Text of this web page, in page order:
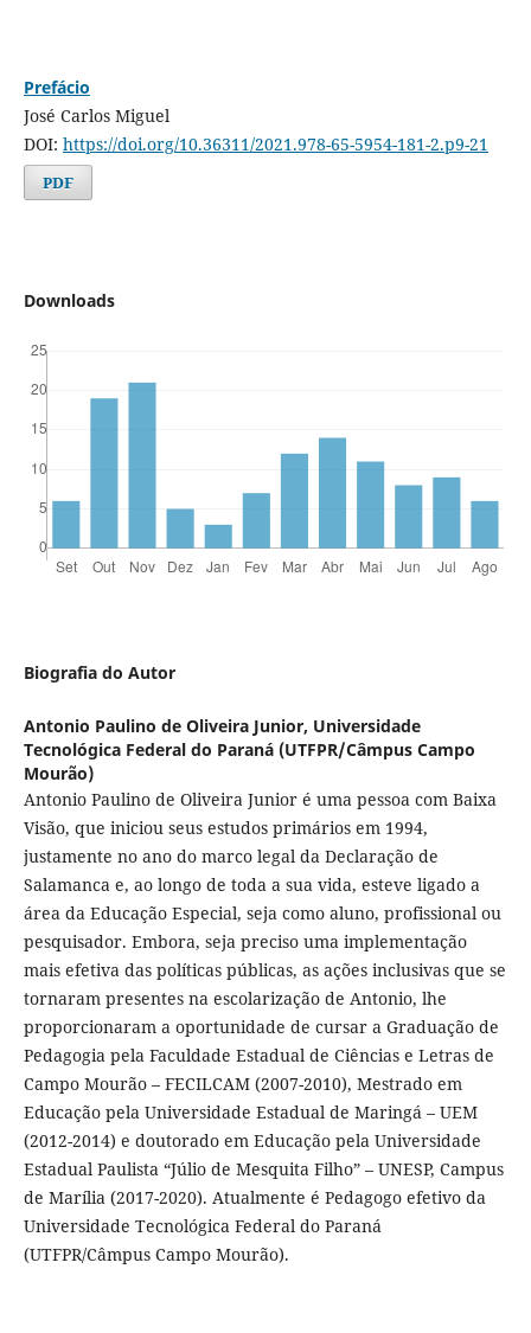
Prefácio
José Carlos Miguel
DOI: https://doi.org/10.36311/2021.978-65-5954-181-2.p9-21
PDF
Downloads
Biografia do Autor
Antonio Paulino de Oliveira Junior, Universidade
Tecnológica Federal do Paraná (UTFPR/Câmpus Campo
Mourão)
Antonio Paulino de Oliveira Junior é uma pessoa com Baixa
Visão, que iniciou seus estudos primários em 1994,
justamente no ano do marco legal da Declaração de
Salamanca e, ao longo de toda a sua vida, esteve ligado a
área da Educação Especial, seja como aluno, profissional ou
pesquisador. Embora, seja preciso uma implementação
mais efetiva das políticas públicas, as ações inclusivas que se
tornaram presentes na escolarização de Antonio, lhe
proporcionaram a oportunidade de cursar a Graduação de
Pedagogia pela Faculdade Estadual de Ciências e Letras de
Campo Mourão – FECILCAM (2007-2010), Mestrado em
Educação pela Universidade Estadual de Maringá – UEM
(2012-2014) e doutorado em Educação pela Universidade
Estadual Paulista “Júlio de Mesquita Filho” – UNESP, Campus
de Marília (2017-2020). Atualmente é Pedagogo efetivo da
Universidade Tecnológica Federal do Paraná
(UTFPR/Câmpus Campo Mourão).